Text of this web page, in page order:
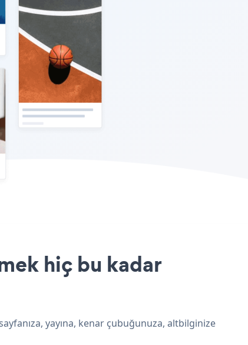
hiç bu kadar
yayına, kenar çubuğunuza, altbilginize